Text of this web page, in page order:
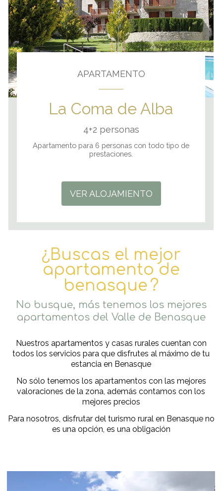
APARTAMENTO
La Coma de Alba
4+2 personas
Apartamento para 6 personas con todo tipo de
prestaciones.
VER ALOJAMIENTO
¿Buscas el mejor
apartamento de
benasque ?
No busque, más tenemos los mejores
apartamentos del Valle de Benasque
Nuestros apartamentos y casas rurales cuentan con
todos los servicios para que disfrutes al máximo de tu
estancia en Benasque
No sólo tenemos los apartamentos con las mejores
valoraciones de la zona, además contamos con los
mejores precios
Para nosotros, disfrutar del turismo rural en Benasque no
es una opción, es una obligación